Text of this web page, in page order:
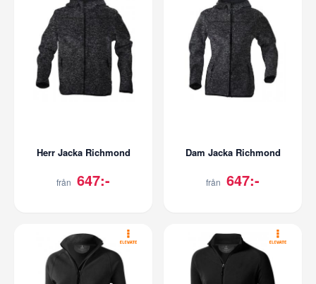
Herr Jacka Richmond
från 647:-
Dam Jacka Richmond
från 647:-